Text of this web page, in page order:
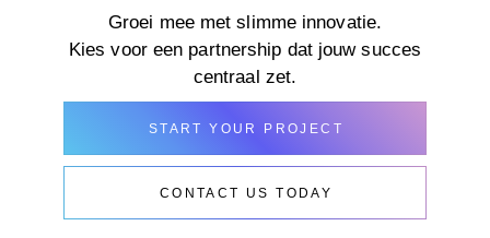
Groei mee met slimme innovatie.
Kies voor een partnership dat jouw succes
centraal zet.
START YOUR PROJECT
CONTACT US TODAY